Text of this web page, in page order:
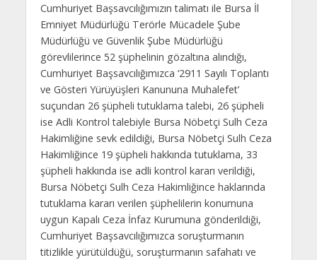
Cumhuriyet Başsavcılığımızın talimatı ile Bursa İl
Emniyet Müdürlüğü Terörle Mücadele Şube
Müdürlüğü ve Güvenlik Şube Müdürlüğü
görevlilerince 52 şüphelinin gözaltına alındığı,
Cumhuriyet Başsavcılığımızca ‘2911 Sayılı Toplantı
ve Gösteri Yürüyüşleri Kanununa Muhalefet’
suçundan 26 şüpheli tutuklama talebi, 26 şüpheli
ise Adli Kontrol talebiyle Bursa Nöbetçi Sulh Ceza
Hakimliğine sevk edildiği, Bursa Nöbetçi Sulh Ceza
Hakimliğince 19 şüpheli hakkında tutuklama, 33
şüpheli hakkında ise adli kontrol kararı verildiği,
Bursa Nöbetçi Sulh Ceza Hakimliğince haklarında
tutuklama kararı verilen şüphelilerin konumuna
uygun Kapalı Ceza İnfaz Kurumuna gönderildiği,
Cumhuriyet Başsavcılığımızca soruşturmanın
titizlikle yürütüldüğü, soruşturmanın safahatı ve